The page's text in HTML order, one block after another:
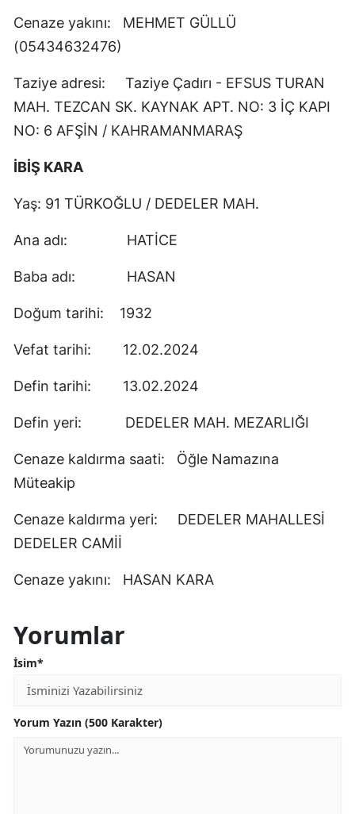
Cenaze yakını: MEHMET GÜLLÜ
(05434632476)
Taziye adresi: Taziye Çadırı - EFSUS TURAN
MAH. TEZCAN SK. KAYNAK APT. NO: 3 İÇ KAPI
NO: 6 AFŞİN / KAHRAMANMARAŞ
İBİŞ KARA
Yaş: 91 TÜRKOĞLU / DEDELER MAH.
Ana adı: HATİCE
Baba adı: HASAN
Doğum tarihi: 1932
Vefat tarihi: 12.02.2024
Defin tarihi: 13.02.2024
Defin yeri: DEDELER MAH. MEZARLIĞI
Cenaze kaldırma saati: Öğle Namazına
Müteakip
Cenaze kaldırma yeri: DEDELER MAHALLESİ
DEDELER CAMİİ
Cenaze yakını: HASAN KARA
Yorumlar
İsim*
Yorum Yazın (500 Karakter)